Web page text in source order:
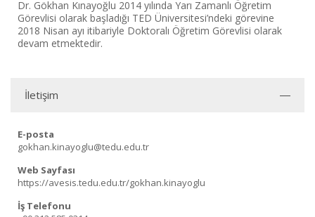
Dr. Gökhan Kınayoğlu 2014 yılında Yarı Zamanlı Öğretim
Görevlisi olarak başladığı TED Üniversitesi’ndeki görevine
2018 Nisan ayı itibariyle Doktoralı Öğretim Görevlisi olarak
devam etmektedir.
İletişim
E-posta
gokhan.kinayoglu@tedu.edu.tr
Web Sayfası
https://avesis.tedu.edu.tr/gokhan.kinayoglu
İş Telefonu